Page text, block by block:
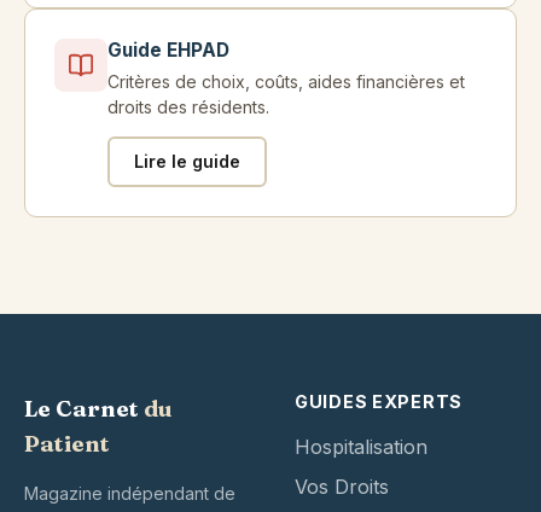
Guide EHPAD
Critères de choix, coûts, aides financières et
droits des résidents.
Lire le guide
Le Carnet du
Patient
Magazine indépendant de
GUIDES EXPERTS
Hospitalisation
Vos Droits